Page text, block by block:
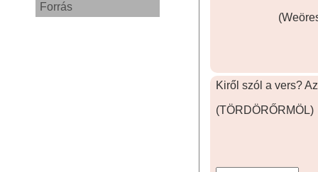
Forrás
Kiről szól a vers?
(TÖRDÖRŐRMÖL)